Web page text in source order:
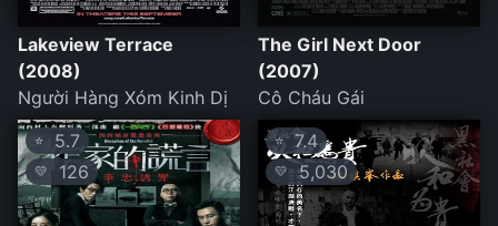
Lakeview Terrace
(2008)
Người Hàng Xóm Kinh Dị
The Girl Next Door
(2007)
Cô Cháu Gái
⭐ 5.7
💛 126
⭐7.4
💛 5,030